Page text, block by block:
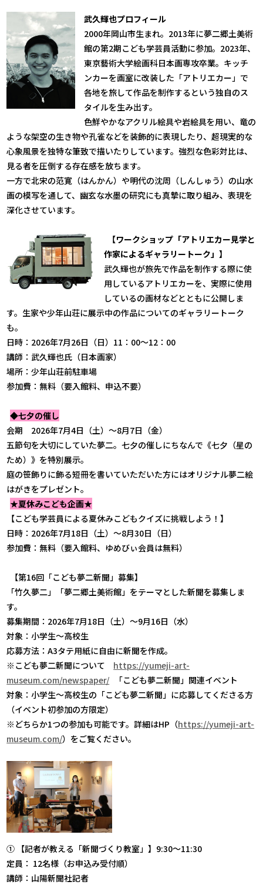
武久輝也プロフィール
2000年岡山市生まれ。2013年に夢二郷土美術
館の第2期こども学芸員活動に参加。2023年、
東京藝術大学絵画科日本画専攻卒業。キッチ
ンカーを画室に改装した「アトリエカー」で
各地を旅して作品を制作するという独自のス
タイルを生み出す。
色鮮やかなアクリル絵具や岩絵具を用い、竜の
ような架空の生き物や孔雀などを装飾的に表現したり、超現実的な
心象風景を独特な筆致で描いたりしています。強烈な色彩対比は、
見る者を圧倒する存在感を放ちます。
一方で北宋の范寛（はんかん）や明代の沈周（しんしゅう）の山水
画の模写を通して、幽玄な水墨の研究にも真摯に取り組み、表現を
深化させています。
【ワークショップ「アトリエカー見学と
作家によるギャラリートーク」】
武久輝也が旅先で作品を制作する際に使
用しているアトリエカーを、実際に使用
しているの画材などとともに公開しま
す。生家や少年山荘に展示中の作品についてのギャラリートーク
も。
日時：2026年7月26日（日）11：00～12：00
講師：武久輝也氏（日本画家）
場所：少年山荘前駐車場
参加費：無料（要入館料、申込不要）
◆七夕の催し
会期 2026年7月4日（土）～8月7日（金）
五節句を大切にしていた夢二。七夕の催しにちなんで《七夕（星の
ため）》を特別展示。
庭の笹飾りに飾る短冊を書いていただいた方にはオリジナル夢二絵
はがきをプレゼント。
★夏休みこども企画★
【こども学芸員による夏休みこどもクイズに挑戦しよう！】
日時：2026年7月18日（土）～8月30日（日）
参加費：無料（要入館料、ゆめびぃ会員は無料）
【第16回「こども夢二新聞」募集】
「竹久夢二」「夢二郷土美術館」をテーマとした新聞を募集しま
す。
募集期間：2026年7月18日（土）～9月16日（水）
対象：小学生～高校生
応募方法：A3タテ用紙に自由に新聞を作成。
※こども夢二新聞について https://yumeji-art-
museum.com/newspaper/
「こども夢二新聞」関連イベント
対象：小学生～高校生の「こども夢二新聞」に応募してくださる方
（イベント初参加の方限定）
※どちらか1つの参加も可能です。詳細はHP（https://yumeji-art-
museum.com/）をご覧ください。
① 【記者が教える「新聞づくり教室」】9:30～11:30
定員： 12名様（お申込み受付順）
講師：山陽新聞社記者